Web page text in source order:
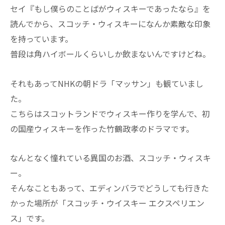
セイ『もし僕らのことばがウィスキーであったなら』を
読んでから、スコッチ・ウィスキーになんか素敵な印象
を持っています。
普段は角ハイボールくらいしか飲まないんですけどね。
それもあってNHKの朝ドラ「マッサン」も観ていまし
た。
こちらはスコットランドでウィスキー作りを学んで、初
の国産ウィスキーを作った竹鶴政孝のドラマです。
なんとなく憧れている異国のお酒、スコッチ・ウィスキ
ー。
そんなこともあって、エディンバラでどうしても行きた
かった場所が「スコッチ・ウイスキー エクスペリエン
ス」です。